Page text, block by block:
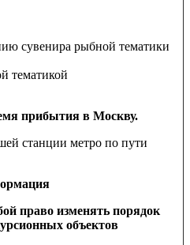
сувенира рыбной тематики
тематикой
прибытия в Москву.
станции метро по пути
право изменять порядок
объектов